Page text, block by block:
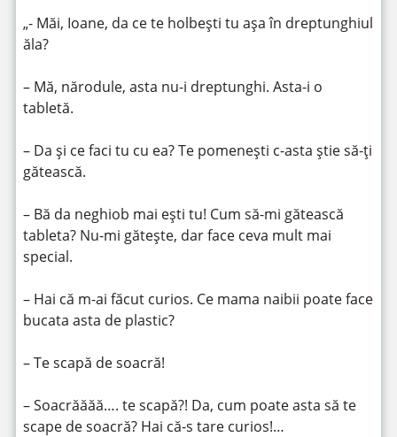
„- Măi, Ioane, da ce te holbești tu așa în dreptunghiul
ăla?
– Mă, nărodule, asta nu-i dreptunghi. Asta-i o
tabletă.
– Da și ce faci tu cu ea? Te pomenești c-asta știe să-ți
gătească.
– Bă da neghiob mai ești tu! Cum să-mi gătească
tableta? Nu-mi gătește, dar face ceva mult mai
special.
– Hai că m-ai făcut curios. Ce mama naibii poate face
bucata asta de plastic?
– Te scapă de soacră!
– Soacrăăăă…. te scapă?! Da, cum poate asta să te
scape de soacră? Hai că-s tare curios!…